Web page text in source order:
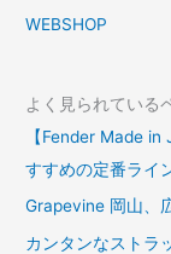
WEBSHOP
よく見られている
【Fender Made
すすめの定番ライ
Grapevine 岡山、
カンタンなストラ